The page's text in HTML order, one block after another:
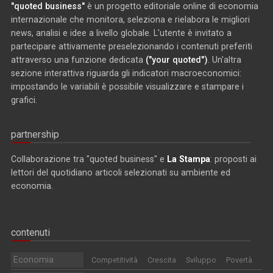
"quoted business" è un progetto editoriale online di economia
internazionale che monitora, seleziona e rielabora le migliori
news, analisi e idee a livello globale. L'utente è invitato a
partecipare attivamente preselezionando i contenuti preferiti
attraverso una funzione dedicata ("your quoted") . Un'altra
sezione interattiva riguarda gli indicatori macroeconomici:
impostando le variabili è possibile visualizzare e stampare i
grafici.
partnership
Collaborazione tra "quoted business" e La Stampa: proposti ai
lettori del quotidiano articoli selezionati su ambiente ed
economia.
contenuti
Economia Competitività Crescita Sviluppo Povertà